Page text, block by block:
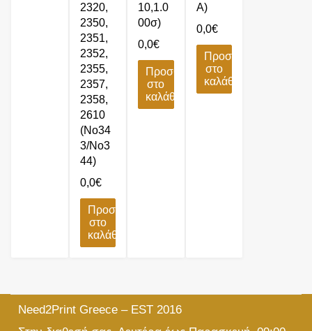
2320,
2350,
2351,
2352,
2355,
2357,
2358,
2610
(No34
3/No3
44)
0,0€
Προσθήκη
στο
καλάθι
10,1.0
00σ)
0,0€
Προσθήκη
στο
καλάθι
Α)
0,0€
Προσθήκη
στο
καλάθι
Need2Print Greece – EST 2016